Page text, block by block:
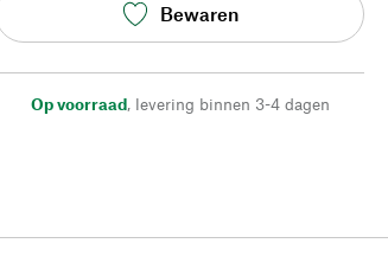
Bewaren
Op voorraad, levering binnen 3-4 dagen